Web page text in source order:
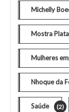
Michelly
Mostra
Mulheres
Nhoque da
Saúde (2)